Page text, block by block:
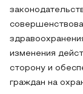
изменения
сторону и
граждан на